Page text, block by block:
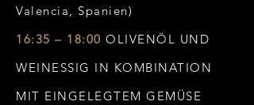
Valencia, Spanien)
16:35 – 18:00 OLIVENÖL UND
WEINESSIG IN KOMBINATION
MIT EINGELEGTEM GEMÜSE